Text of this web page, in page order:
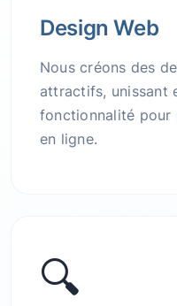
Design Web
Nous créons des
attractifs, unissant
fonctionnalité pour
en ligne.
🔍